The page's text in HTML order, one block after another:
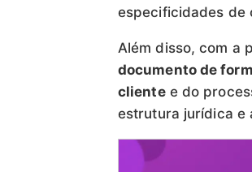
especificidades de
Além disso, com a
documento de
clientee do
estrutura jurídica e